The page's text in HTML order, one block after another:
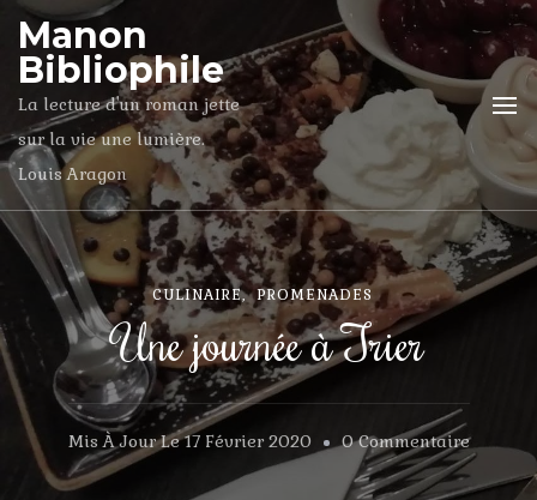
Manon
Bibliophile
La lecture d'un roman jette
sur la vie une lumière.
Louis Aragon
CULINAIRE PROMENADES
Une journée à Trier
Mis À Jour Le17 Février 2020 0 CommentaireSur
Une